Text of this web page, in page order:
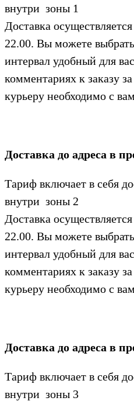
внутри зоны 1
Доставка
22.00. Вы можете
интервал удобный для
комментариях к заказу
курьеру необходимо с
Доставка до адреса в
Тариф включает в себя
внутри зоны 2
Доставка
22.00. Вы можете
интервал удобный для
комментариях к заказу
курьеру необходимо с
Доставка до адреса в
Тариф включает в себя
внутри зоны 3